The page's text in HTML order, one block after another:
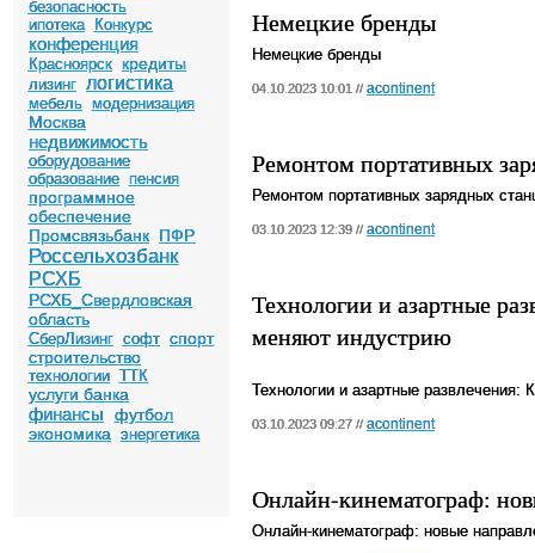
безопасность
ипотека
Конкурс
конференция
Красноярск кредиты
лизинг логистика
мебель модернизация
Москва
недвижимость
оборудование
образование пенсия
программное
обеспечение
Промсвязьбанк ПФР
Россельхозбанк
РСХБ
РСХБ_Свердловская
область
СберЛизинг софт спорт
строительство
технологии ТТК
услуги банка
финансы
футбол
экономика
энергетика
Немецкие бренды
Немецкие бренды
04.10.2023 10:01 // acontinent
Ремонтом портативных
Ремонтом портативных зарядных
03.10.2023 12:39 // acontinent
Технологии и азартные
меняют индустрию
Технологии и азартные развлечения:
03.10.2023 09:27 // acontinent
Онлайн-кинематограф:
Онлайн-кинематограф: новые